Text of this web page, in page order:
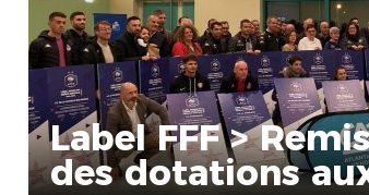
Label FFF >
des dotations